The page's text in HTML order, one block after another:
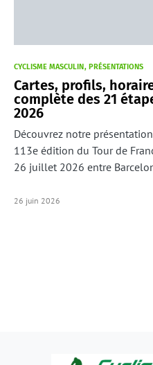
CYCLISME MASCULIN PRÉSENTATIONS
Cartes, profils,
complète des 21
2026
Découvrez notre
113e édition du Tour de
26 juillet 2026 entre
26 juin 2026